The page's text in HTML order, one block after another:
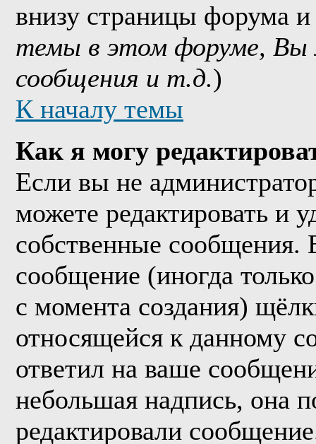
внизу страницы форума
темы в этом форуме,
сообщения и т.д.)
К началу темы
Как я могу
Если вы не
можете редактировать и
собственные сообщения.
сообщение (иногда
с момента создания)
относящейся к данному
ответил на ваше
небольшая надпись, она
редактировали